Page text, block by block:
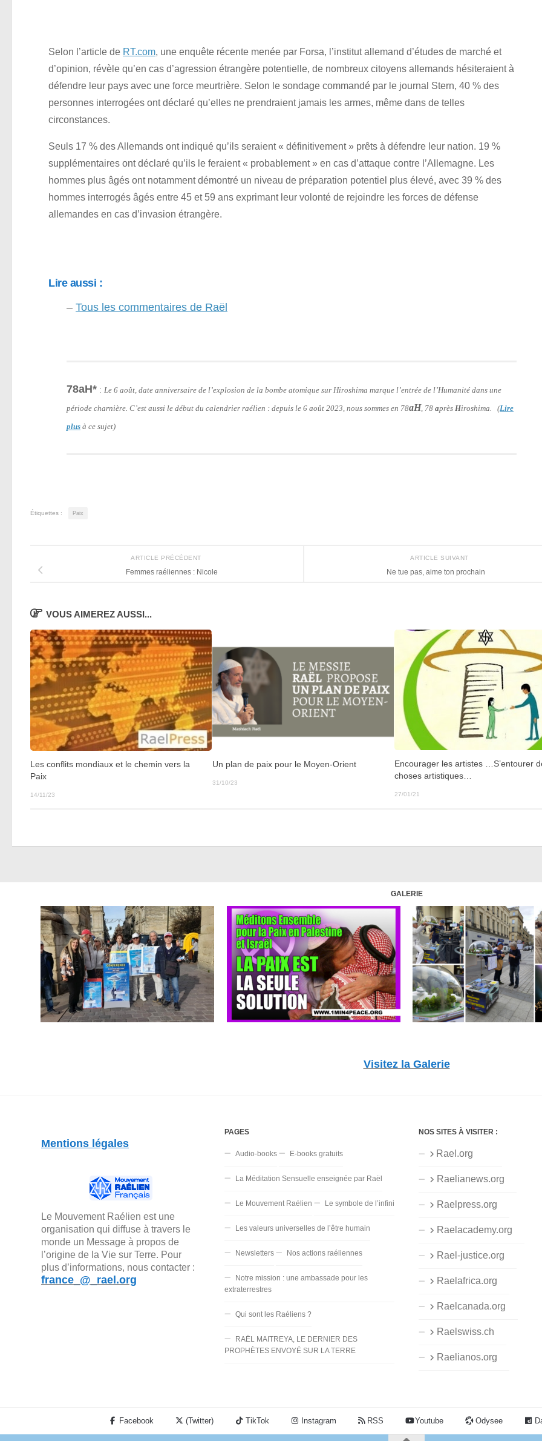
Selon l’article de RT.com, une enquête récente menée par Forsa, l’institut allemand d’études de marché et
d’opinion, révèle qu’en cas d’agression étrangère potentielle, de nombreux citoyens allemands hésiteraient à
défendre leur pays avec une force meurtrière. Selon le sondage commandé par le journal Stern, 40 % des
personnes interrogées ont déclaré qu’elles ne prendraient jamais les armes, même dans de telles
circonstances.
Seuls 17 % des Allemands ont indiqué qu’ils seraient « définitivement » prêts à défendre leur nation. 19 %
supplémentaires ont déclaré qu’ils le feraient « probablement » en cas d’attaque contre l’Allemagne. Les
hommes plus âgés ont notamment démontré un niveau de préparation potentiel plus élevé, avec 39 % des
hommes interrogés âgés entre 45 et 59 ans exprimant leur volonté de rejoindre les forces de défense
allemandes en cas d’invasion étrangère.
Lire aussi :
– Tous les commentaires de Raël
78aH* : Le 6 août, date anniversaire de l’explosion de la bombe atomique sur Hiroshima marque l’entrée de l’Humanité dans une
période charnière. C’est aussi le début du calendrier raélien : depuis le 6 août 2023, nous sommes en 78aH, 78 après Hiroshima. (Lire
plus à ce sujet)
Étiquettes : Paix
ARTICLE SUIVANT
Ne tue pas, aime ton prochain
ARTICLE PRÉCÉDENT
Femmes raéliennes : Nicole
VOUS AIMEREZ AUSSI...
Les conflits mondiaux et le chemin vers la
Paix
14/11/23
Un plan de paix pour le Moyen-Orient
31/10/23
Encourager les artistes …S’entourer
choses artistiques…
27/01/21
GALERIE
Visitez la Galerie
Mentions légales
Le Mouvement Raélien est une
organisation qui diffuse à travers le
monde un Message à propos de
l’origine de la Vie sur Terre. Pour
plus d’informations, nous contacter :
france_@_rael.org
PAGES
Audio-books E-books gratuits
La Méditation Sensuelle enseignée par Raël
Le Mouvement Raélien Le symbole de l’infini
Les valeurs universelles de l’être humain
Newsletters Nos actions raéliennes
Notre mission : une ambassade pour les
extraterrestres
Qui sont les Raéliens ?
RAËL MAITREYA, LE DERNIER DES
PROPHÈTES ENVOYÉ SUR LA TERRE
NOS SITES À VISITER :
Rael.org
Raelianews.org
Raelpress.org
Raelacademy.org
Rael-justice.org
Raelafrica.org
Raelcanada.org
Raelswiss.ch
Raelianos.org
Facebook (Twitter) TikTok Instagram RSS Youtube Odysee